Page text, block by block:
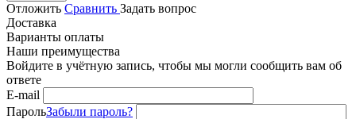
Отложить Сравнить Задать вопрос
Доставка
Варианты оплаты
Наши преимущества
Войдите в учётную запись, чтобы мы могли сообщить вам об
ответе
E-mail
ПарольЗабыли пароль?